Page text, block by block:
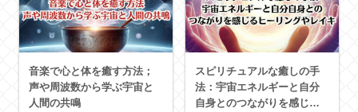
音楽で心と体を癒す方法；
声や周波数から学ぶ宇宙と
人間の共鳴
スピリチュアルな癒しの手
法：宇宙エネルギーと自分
自身とのつながりを感じる